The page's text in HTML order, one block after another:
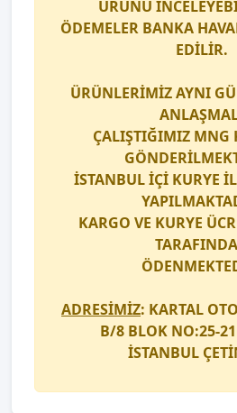
ÜRÜNÜ
ÖDEMELER BANKA
EDİLİR.
ÜRÜNLERİMİZ AYNI
ÇALIŞTIĞIMIZ MNG
İSTANBUL İÇİ KURYE
KARGO VE KURYE
ADRESİMİZ: KARTAL
B/8 BLOK NO:25-
İSTANBUL